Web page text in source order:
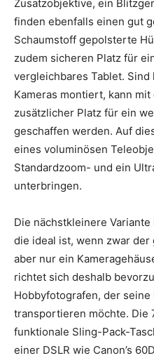
Zusatzobjektive, ein
finden ebenfalls einen gut
Schaumstoff gepolsterte
zudem sicheren Platz für
vergleichbares Tablet.
Kameras montiert, kann
zusätzlicher Platz für ein
geschaffen werden. Auf
eines voluminösen
Standardzoom- und ein
unterbringen.
Die nächstkleinere
die ideal ist, wenn zwar
aber nur ein
richtet sich deshalb
Hobbyfotografen, der
transportieren möchte. Die
funktionale Sling-Pack-
einer DSLR wie Canon’s